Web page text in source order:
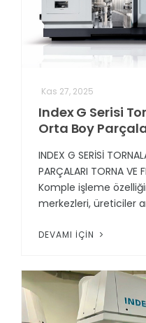
Kas 27, 2025
Index G Serisi
Orta Boy
INDEX G SERİSİ
PARÇALARI TORNA VE
Komple işleme
merkezleri, üreticiler
DEVAMI İÇIN